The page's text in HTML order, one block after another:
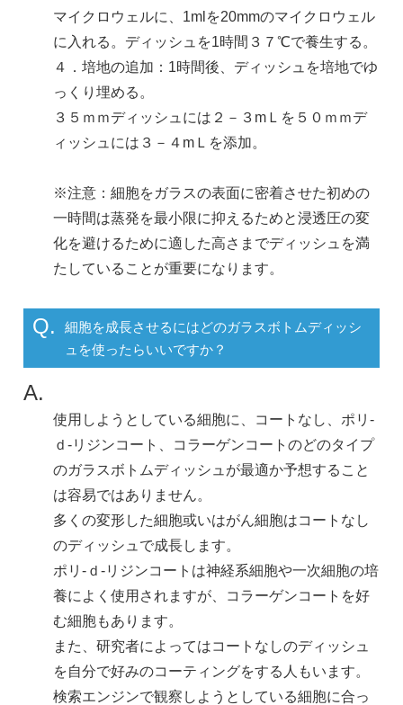
マイクロウェルに、1mlを20mmのマイクロウェル
に入れる。ディッシュを1時間３７℃で養生する。
４．培地の追加：1時間後、ディッシュを培地でゆ
っくり埋める。
３５ｍｍディッシュには２－３mＬを５０ｍｍデ
ィッシュには３－４mＬを添加。
※注意：細胞をガラスの表面に密着させた初めの
一時間は蒸発を最小限に抑えるためと浸透圧の変
化を避けるために適した高さまでディッシュを満
たしていることが重要になります。
Q.
細胞を成長させるにはどのガラスボトムディッシ
ュを使ったらいいですか？
A.
使用しようとしている細胞に、コートなし、ポリ-
ｄ-リジンコート、コラーゲンコートのどのタイプ
のガラスボトムディッシュが最適か予想すること
は容易ではありません。
多くの変形した細胞或いはがん細胞はコートなし
のディッシュで成長します。
ポリ-ｄ-リジンコートは神経系細胞や一次細胞の培
養によく使用されますが、コラーゲンコートを好
む細胞もあります。
また、研究者によってはコートなしのディッシュ
を自分で好みのコーティングをする人もいます。
検索エンジンで観察しようとしている細胞に合っ